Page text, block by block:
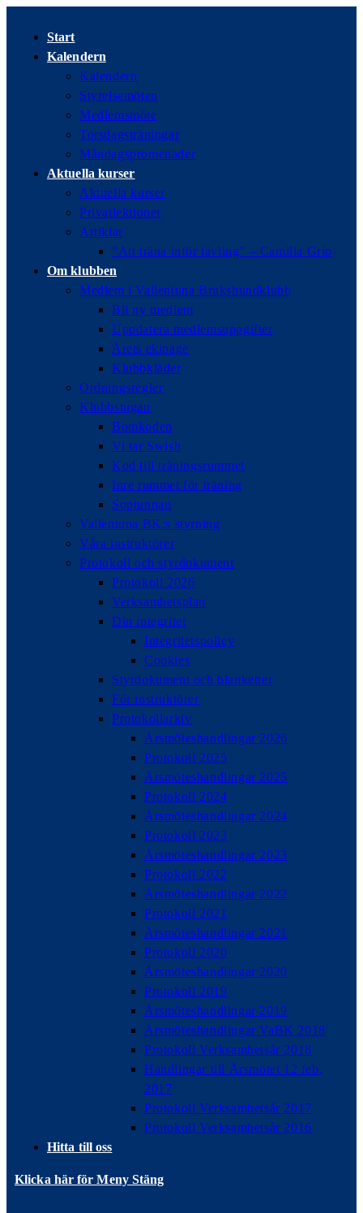
innehållet
Start
Kalendern
Kalendern
Styrelsemöten
Medlemsmöte
Torsdagsträningar
Måndagspromenader
Aktuella kurser
Aktuella kurser
Privatlektioner
Artiklar
”Att träna inför tävling” – Camilla Grip
Om klubben
Medlem i Vallentuna Brukshundklubb
Bli ny medlem
Uppdatera medlemsuppgifter
Årets ekipage
Klubbkläder
Ordningsregler
Klubbstugan
Bomkoden
Vi tar Swish
Kod till träningsrummet
Inre rummet för träning
Soptunnan
Vallentuna BK:s styrning
Våra instruktörer
Protokoll och styrdokument
Protokoll 2026
Verksamhetsplan
Din integritet
Integritetspolicy
Cookies
Styrdokument och blanketter
För instruktörer
Protokollarkiv
Årsmöteshandlingar 2026
Protokoll 2025
Årsmöteshandlingar 2025
Protokoll 2024
Årsmöteshandlingar 2024
Protokoll 2023
Årsmöteshandlingar 2023
Protokoll 2022
Årsmöteshandlingar 2022
Protokoll 2021
Årsmöteshandlingar 2021
Protokoll 2020
Årsmöteshandlingar 2020
Protokoll 2019
Årsmöteshandlingar 2019
Årsmöteshandlingar VaBK 2018
Protokoll Verksamhetsår 2018
Handlingar till Årsmötet 12 feb,
2017
Protokoll Verksamhetsår 2017
Protokoll Verksamhetsår 2016
Hitta till oss
Klicka här för Meny Stäng